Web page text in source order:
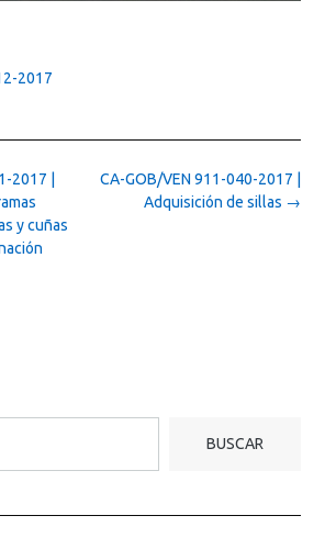
2017
CA-GOB/VEN 911-040-2017 |
Adquisición de sillas →
2017 |
y cuñas
BUSCAR